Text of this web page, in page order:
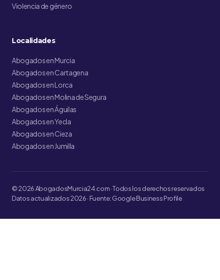
Violencia de género
Localidades
Abogados en Murcia
Abogados en Cartagena
Abogados en Lorca
Abogados en Molina de Segura
Abogados en Águilas
Abogados en Yecla
Abogados en Cieza
Abogados en Jumilla
© 2026 AbogadosMurcia24.com · Todos los derechos reservados
Datos actualizados 2026 · Fuente: Google Business Profile